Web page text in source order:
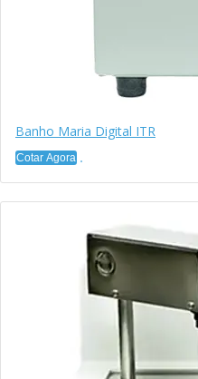
Banho Maria Digital ITR
Cotar Agora